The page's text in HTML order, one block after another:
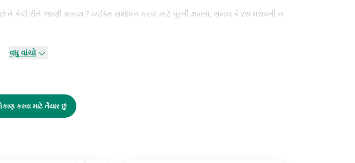
તે કેવી રીતે જાણી શકાય ? વ્યક્તિ સંશોધન કરવા માટે પૂરતી ક્ષમતા, સમય કે રસ ધરાવતી ન
પરિપૂર્ણ કરવા માટે રોકાણના વિભિન્ન વિકલ્પો ઓફર કરે છે, જે રોકાણકારો તેમની
હોય તેમના માટે મ્યુચ્યુઅલ ફંડ શ્રેષ્ઠ રીતે સુવિધાજનક છે. વ્યાવસાયિકોની ટીમ નાણાંનું
પરિણામો માણી શકે છે.
વધુ વાંચો
કરવા માટે તૈયાર છું